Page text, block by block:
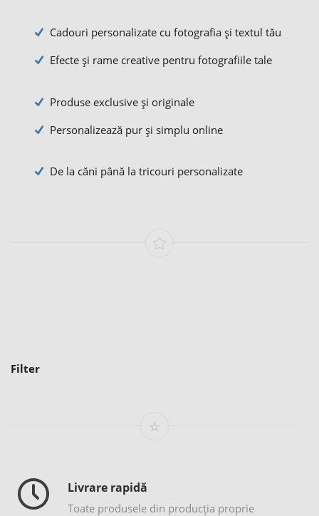
Cadouri personalizate cu fotografia și textul tău
Efecte și rame creative pentru fotografiile tale
Produse exclusive și originale
Personalizează pur și simplu online
De la căni până la tricouri personalizate
Filter
Livrare rapidă
Toate produsele din producția proprie